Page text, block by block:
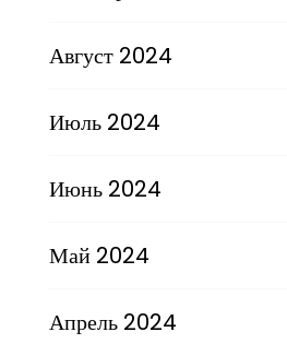
Август 2024
Июль 2024
Июнь 2024
Май 2024
Апрель 2024